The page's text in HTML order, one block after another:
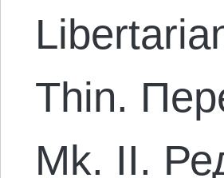
Thin.
Mk. II.